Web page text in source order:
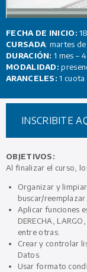
FECHA DE INICIO:
CURSADA: martes
DURACIÓN: 1 mes –
MODALIDAD:
ARANCELES: 1 cuota
INSCRIBITE
OBJETIVOS:
Al finalizar el curso,
Organizar y
buscar/reemplazar.
Aplicar funciones
DERECHA,
entre otras.
Crear y controlar
Datos.
Usar formato